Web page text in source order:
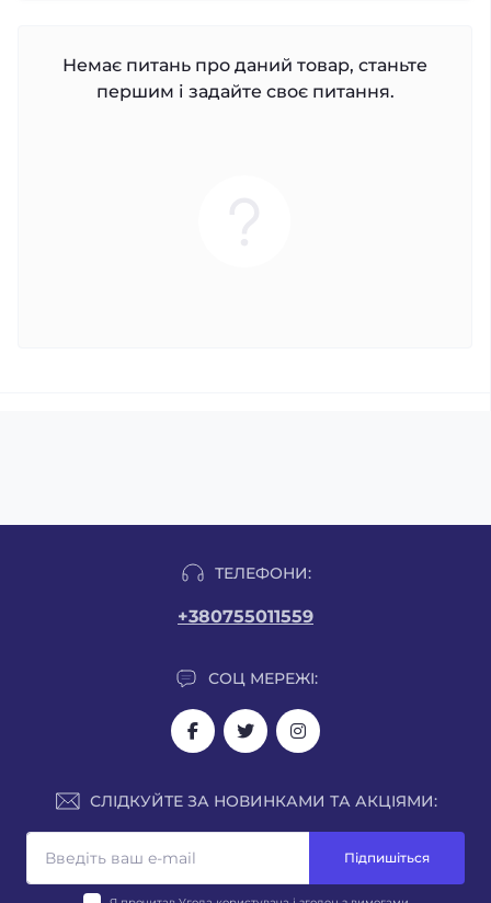
Немає питань про даний товар, станьте
першим і задайте своє питання.
ТЕЛЕФОНИ:
+380755011559
СОЦ МЕРЕЖІ:
СЛІДКУЙТЕ ЗА НОВИНКАМИ ТА АКЦІЯМИ:
Підпишіться